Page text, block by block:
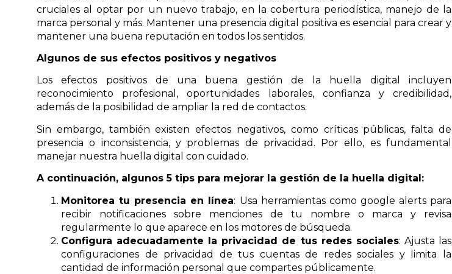
cruciales al optar por un nuevo trabajo, en la cobertura periodística, manejo de la
marca personal y más. Mantener una presencia digital positiva es esencial para crear y
mantener una buena reputación en todos los sentidos.
Algunos de sus efectos positivos y negativos
Los efectos positivos de una buena gestión de la huella digital incluyen
reconocimiento profesional, oportunidades laborales, confianza y credibilidad,
además de la posibilidad de ampliar la red de contactos.
Sin embargo, también existen efectos negativos, como críticas públicas, falta de
presencia o inconsistencia, y problemas de privacidad. Por ello, es fundamental
manejar nuestra huella digital con cuidado.
A continuación, algunos 5 tips para mejorar la gestión de la huella digital:
Monitorea tu presencia en línea: Usa herramientas como google alerts para
recibir notificaciones sobre menciones de tu nombre o marca y revisa
regularmente lo que aparece en los motores de búsqueda.
Configura adecuadamente la privacidad de tus redes sociales: Ajusta las
configuraciones de privacidad de tus cuentas de redes sociales y limita la
cantidad de información personal que compartes públicamente.